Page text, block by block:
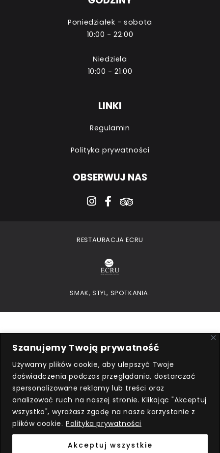
Szanujemy Twoją prywatność
Używamy plików cookie, aby ulepszyć Twoje
doświadczenia podczas przeglądania, dostarczać
spersonalizowane reklamy lub treści oraz
analizować ruch na naszej stronie. Klikając "Akceptuj
wszystko", wyrażasz zgodę na nasze korzystanie z
plików cookie. Polityka prywatności
Akceptuj wszystkie
Poniedziałek - sobota
10:00 - 22:00
Niedziela
10:00 - 21:00
LINKI
Regulamin
Polityka prywatności
OBSERWUJ NAS
instagram
facebook-f
tripadvisor
RESTAURACJA ECRU
SMAK, STYL, SPOTKANIA.
Przedsiębiorca uzyskał subwencję
finansową w ramach programu
rządowegoTarcza Finansowa 2.0
Polskiego Funduszu Rozwoju dla mikro,